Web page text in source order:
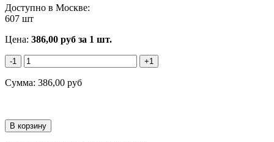
Доступно в Москве:
607 шт
Цена: 386,00 руб за 1 шт.
-1 +1
Сумма: 386,00 руб